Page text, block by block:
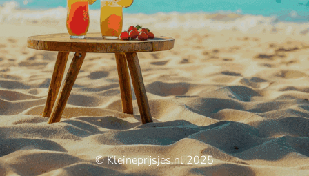
© Kleineprijsjes.nl 2025